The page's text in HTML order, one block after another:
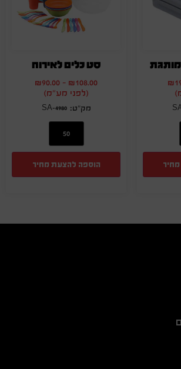
₪
סט כלים לאירוח
₪108.00
-
₪90.00
(לפני מע"מ)
SA-4980
הוספה להצעת מחיר